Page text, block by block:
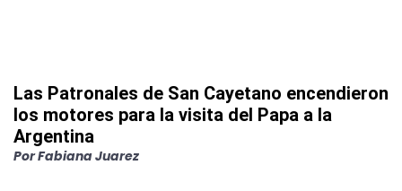
Las Patronales de San Cayetano encendieron
los motores para la visita del Papa a la
Argentina
PorFabiana Juarez